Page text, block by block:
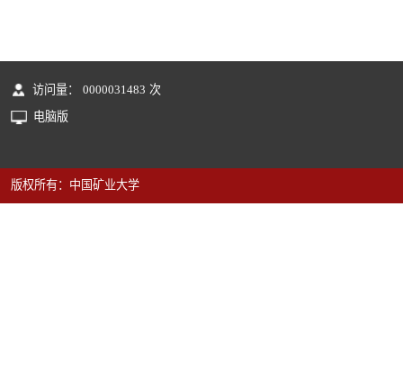
访问量： 0000031483 次
电脑版
版权所有：中国矿业大学